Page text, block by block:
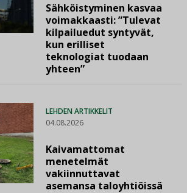
Sähköistyminen kasvaa
voimakkaasti: ”Tulevat
kilpailuedut syntyvät,
kun erilliset
teknologiat tuodaan
yhteen”
LEHDEN ARTIKKELIT
04.08.2026
Kaivamattomat
menetelmät
vakiinnuttavat
asemansa taloyhtiöissä